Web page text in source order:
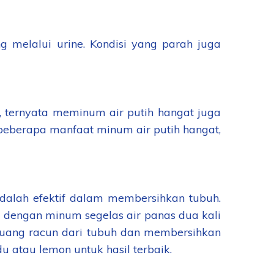
melalui urine. Kondisi yang parah juga
ternyata meminum air putih hangat juga
manfaat minum air putih hangat,
efektif dalam membersihkan tubuh.
minum segelas air panas dua kali
racun dari tubuh dan membersihkan
atau lemon untuk hasil terbaik.